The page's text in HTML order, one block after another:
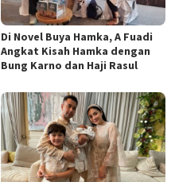
Di Novel Buya Hamka, A Fuadi
Angkat Kisah Hamka dengan
Bung Karno dan Haji Rasul